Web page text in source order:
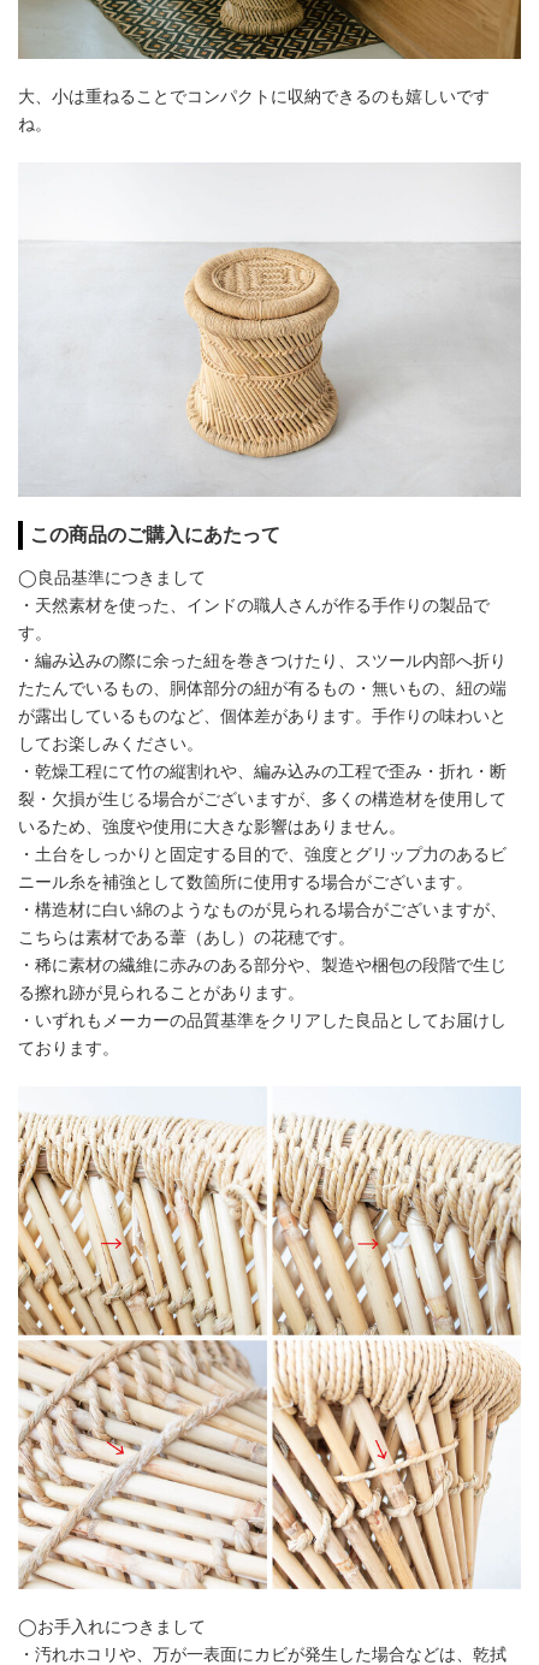
大、小は重ねることでコンパクトに収納できるのも嬉しいです
ね。
この商品のご購入にあたって
◯良品基準につきまして
・天然素材を使った、インドの職人さんが作る手作りの製品で
す。
・編み込みの際に余った紐を巻きつけたり、スツール内部へ折り
たたんでいるもの、胴体部分の紐が有るもの・無いもの、紐の端
が露出しているものなど、個体差があります。手作りの味わいと
してお楽しみください。
・乾燥工程にて竹の縦割れや、編み込みの工程で歪み・折れ・断
裂・欠損が生じる場合がございますが、多くの構造材を使用して
いるため、強度や使用に大きな影響はありません。
・土台をしっかりと固定する目的で、強度とグリップ力のあるビ
ニール糸を補強として数箇所に使用する場合がございます。
・構造材に白い綿のようなものが見られる場合がございますが、
こちらは素材である葦（あし）の花穂です。
・稀に素材の繊維に赤みのある部分や、製造や梱包の段階で生じ
る擦れ跡が見られることがあります。
・いずれもメーカーの品質基準をクリアした良品としてお届けし
ております。
◯お手入れにつきまして
・汚れホコリや、万が一表面にカビが発生した場合などは、乾拭